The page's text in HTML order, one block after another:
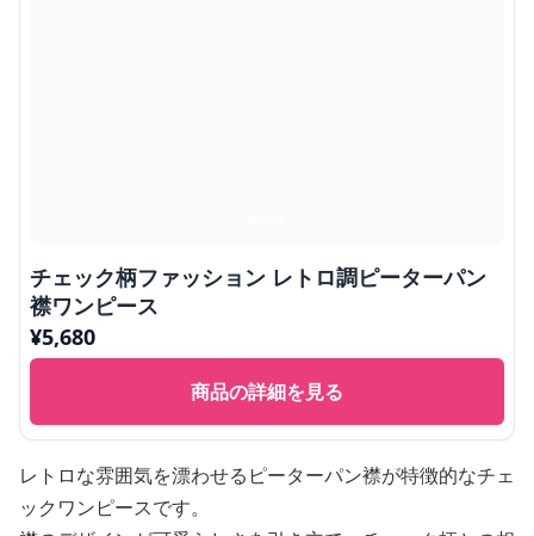
チェック柄ファッション レトロ調ピーターパン
襟ワンピース
¥5,680
商品の詳細を見る
レトロな雰囲気を漂わせるピーターパン襟が特徴的なチェ
ックワンピースです。